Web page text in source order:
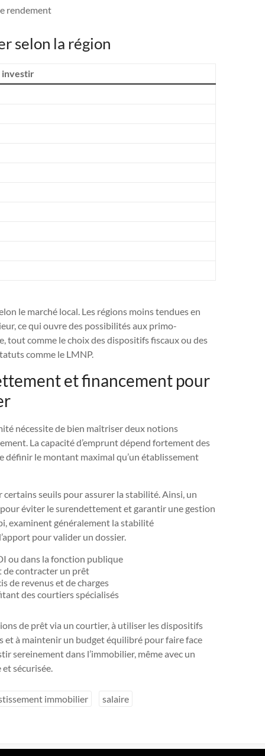
rendement
selon la région
investir
le marché local. Les régions moins tendues en
ce qui ouvre des possibilités aux primo-
tout comme le choix des dispositifs fiscaux ou des
comme le LMNP.
et financement pour
nécessite de bien maîtriser deux notions
La capacité d’emprunt dépend fortement des
définir le montant maximal qu’un établissement
seuils pour assurer la stabilité. Ainsi, un
éviter le surendettement et garantir une gestion
examinent généralement la stabilité
pour valider un dossier.
ou dans la fonction publique
de contracter un prêt
de revenus et de charges
des courtiers spécialisés
de prêt via un courtier, à utiliser les dispositifs
et à maintenir un budget équilibré pour faire face
sereinement dans l’immobilier, même avec un
sécurisée.
immobilier salaire